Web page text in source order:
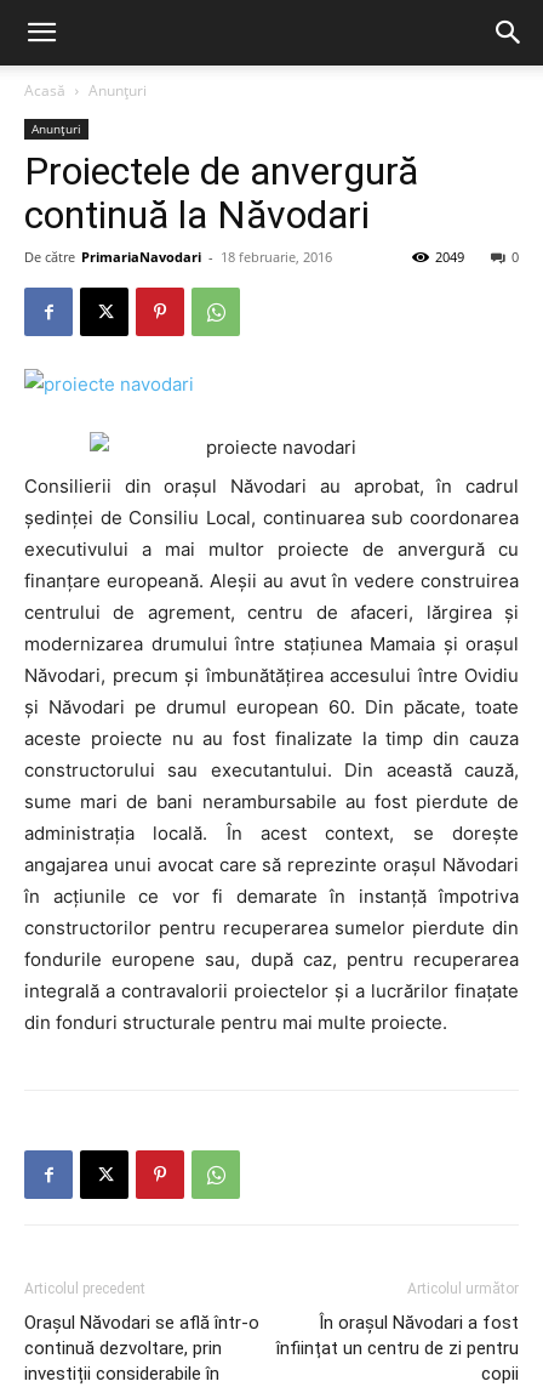
Acasă Anunțuri
Anunțuri
Proiectele de anvergură
continuă la Năvodari
De către PrimariaNavodari - 18 februarie, 2016 0
2049
Consilierii din orașul Năvodari au aprobat, în cadrul
ședinței de Consiliu Local, continuarea sub coordonarea
executivului a mai multor proiecte de anvergură cu
finanțare europeană. Aleșii au avut în vedere construirea
centrului de agrement, centru de afaceri, lărgirea și
modernizarea drumului între stațiunea Mamaia și orașul
Năvodari, precum și îmbunătățirea accesului între Ovidiu
și Năvodari pe drumul european 60. Din păcate, toate
aceste proiecte nu au fost finalizate la timp din cauza
constructorului sau executantului. Din această cauză,
sume mari de bani nerambursabile au fost pierdute de
administrația locală. În acest context, se dorește
angajarea unui avocat care să reprezinte orașul Năvodari
în acțiunile ce vor fi demarate în instanță împotriva
constructorilor pentru recuperarea sumelor pierdute din
fondurile europene sau, după caz, pentru recuperarea
integrală a contravalorii proiectelor și a lucrărilor finațate
din fonduri structurale pentru mai multe proiecte.
Articolul precedent
Orașul Năvodari se află într-o
continuă dezvoltare, prin
investiții considerabile în
Articolul următor
În orașul Năvodari a fost
înființat un centru de zi pentru
copii